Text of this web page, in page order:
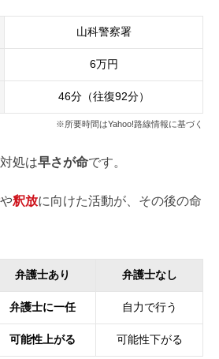
山科警察署
6万円
46分（往復92分）
※所要時間はYahoo!路線情報に基づく
処は早さが命です。
や釈放に向けた活動が、その後の命
弁護士あり 弁護士なし
弁護士に一任 自力で行う
可能性上がる 可能性下がる